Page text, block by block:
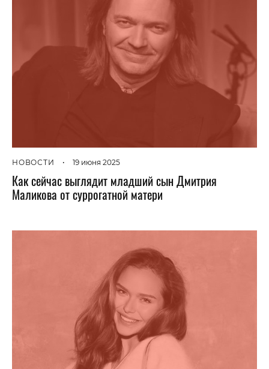
НОВОСТИ • 19 июня 2025
Как сейчас выглядит младший сын Дмитрия
Маликова от суррогатной матери